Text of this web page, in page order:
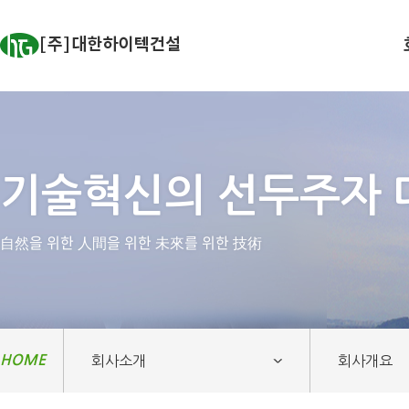
기술혁신의 선두주자
自然을 위한 人間을 위한 未來를 위한 技術
HOME 회사소개 회사개요